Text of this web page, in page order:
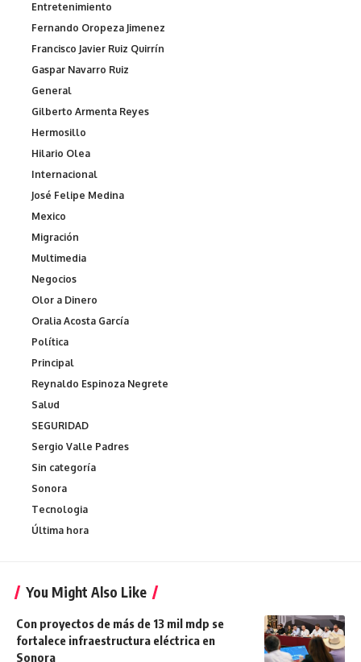
Entretenimiento
Fernando Oropeza Jimenez
Francisco Javier Ruiz Quirrín
Gaspar Navarro Ruiz
General
Gilberto Armenta Reyes
Hermosillo
Hilario Olea
Internacional
José Felipe Medina
Mexico
Migración
Multimedia
Negocios
Olor a Dinero
Oralia Acosta García
Política
Principal
Reynaldo Espinoza Negrete
Salud
SEGURIDAD
Sergio Valle Padres
Sin categoría
Sonora
Tecnologia
Última hora
You Might Also Like
Con proyectos de más de 13 mil mdp se
fortalece infraestructura eléctrica en
Sonora